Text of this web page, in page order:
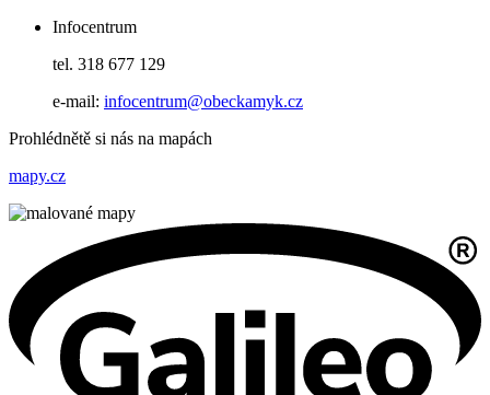
Infocentrum
tel. 318 677 129
e-mail: infocentrum@obeckamyk.cz
Prohlédnětě si nás na mapách
mapy.cz